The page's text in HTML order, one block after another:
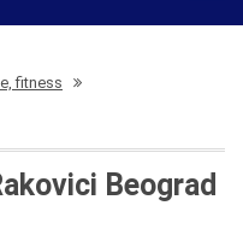
fitness
Beograd